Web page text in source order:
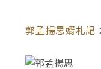
郭孟揚思婿札記